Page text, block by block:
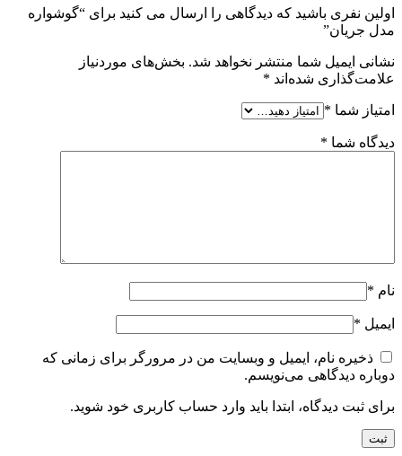
اولین نفری باشید که دیدگاهی را ارسال می کنید برای “گوشواره
مدل جریان”
نشانی ایمیل شما منتشر نخواهد شد. بخش‌های موردنیاز
علامت‌گذاری شده‌اند *
امتیاز شما *
دیدگاه شما *
نام *
ایمیل *
ذخیره نام، ایمیل و وبسایت من در مرورگر برای زمانی که
دوباره دیدگاهی می‌نویسم.
برای ثبت دیدگاه، ابتدا باید وارد حساب کاربری خود شوید.